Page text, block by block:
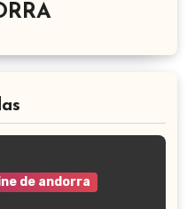
de andorra